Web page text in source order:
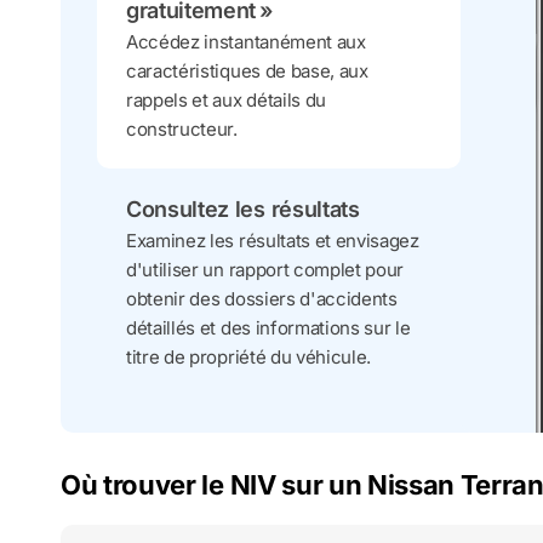
gratuitement »
Accédez instantanément aux
caractéristiques de base, aux
rappels et aux détails du
constructeur.
Consultez les résultats
Examinez les résultats et envisagez
d'utiliser un rapport complet pour
obtenir des dossiers d'accidents
détaillés et des informations sur le
titre de propriété du véhicule.
Où trouver le NIV sur un Nissan